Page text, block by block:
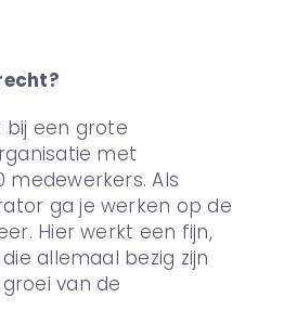
een grote
met
medewerkers. Als
ga je werken op de
Hier werkt een fijn,
allemaal bezig zijn
van de